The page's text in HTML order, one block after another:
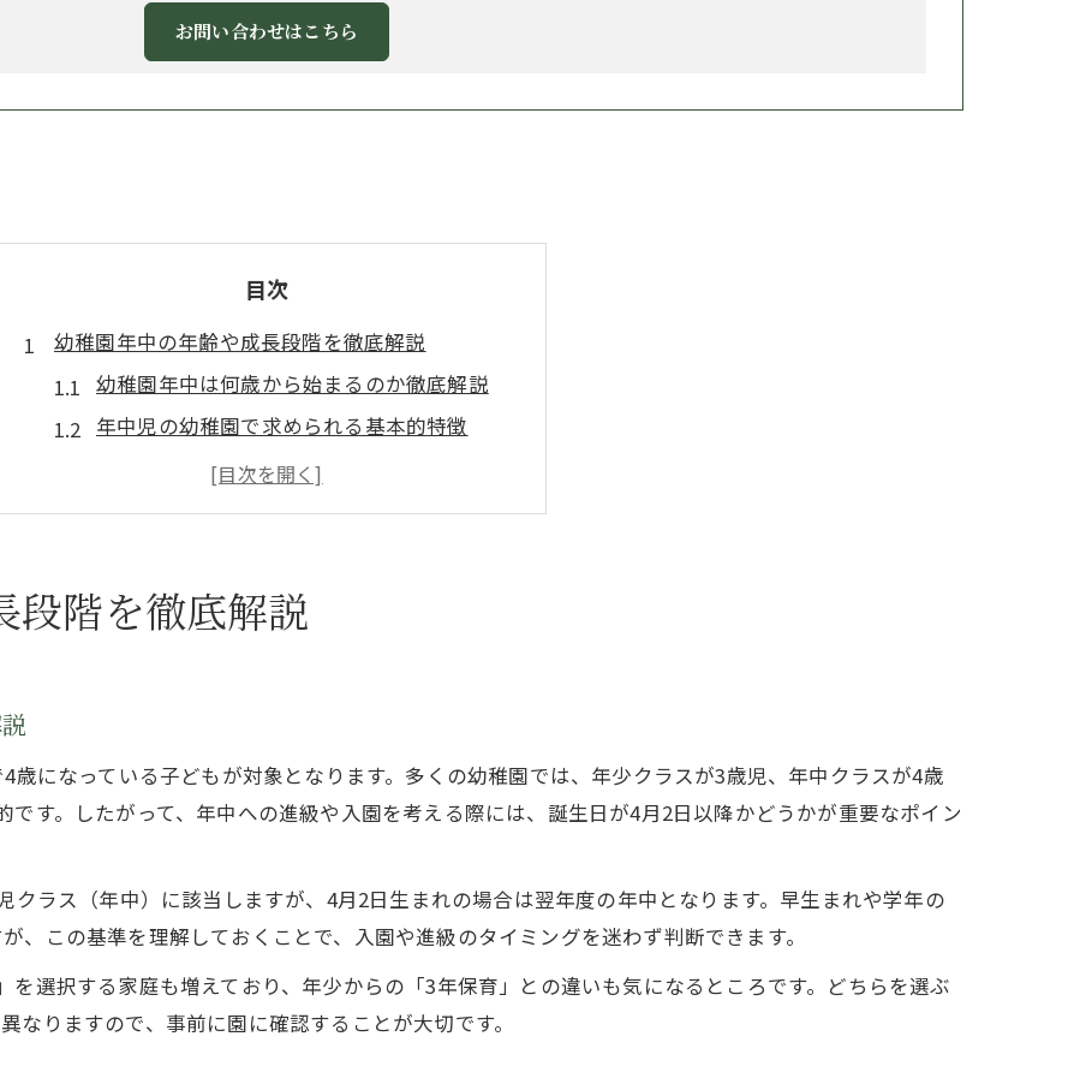
お問い合わせはこちら
目次
幼稚園年中の年齢や成長段階を徹底解説
幼稚園年中は何歳から始まるのか徹底解説
年中児の幼稚園で求められる基本的特徴
4月1日基準で見る年中さんの年齢目安
幼稚園年中に多い成長の変化と対応のヒント
年中からの幼稚園入園は可能なのか
幼稚園年中から入園できる条件と流れを解説
年中入園の選択肢を考える際のポイント
幼稚園年中からの割合や仲間作りのコツ
幼稚園年中児の発達特徴と日常生活の変化
年中さんが身につけやすい社会性のポイント
進級で変わる幼稚園年中の学びと遊びの特徴
幼稚園年中児の自立心や協調性を育む工夫
段階を徹底解説
になっている子どもが対象となります。多くの幼稚園では、年少クラスが3歳児、年中クラスが4歳
す。したがって、年中への進級や入園を考える際には、誕生日が4月2日以降かどうかが重要なポイン
クラス（年中）に該当しますが、4月2日生まれの場合は翌年度の年中となります。早生まれや学年の
、この基準を理解しておくことで、入園や進級のタイミングを迷わず判断できます。
選択する家庭も増えており、年少からの「3年保育」との違いも気になるところです。どちらを選ぶ
なりますので、事前に園に確認することが大切です。